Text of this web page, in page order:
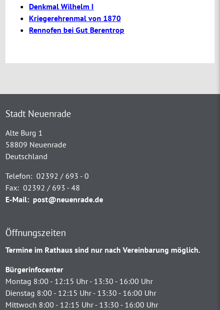
Denkmal Wilhelm I
Kriegerehrenmal von 1870
Rennofen bei Gut Berentrop
Stadt Neuenrade
Alte Burg 1
58809 Neuenrade
Deutschland
Telefon: 02392 / 693 - 0
Fax: 02392 / 693 - 48
E-Mail: post@neuenrade.de
Öffnungszeiten
Termine im Rathaus sind nur nach Vereinbarung möglich.
Bürgerinfocenter
Montag 8:00 - 12:15 Uhr - 13:30 - 16:00 Uhr
Dienstag 8:00 - 12:15 Uhr - 13:30 - 16:00 Uhr
Mittwoch 8:00 - 12:15 Uhr - 13:30 - 16:00 Uhr